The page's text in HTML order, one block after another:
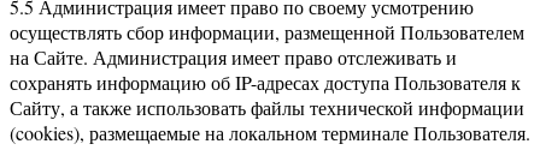
5.5 Администрация имеет право по своему усмотрению
осуществлять сбор информации, размещенной Пользователем
на Сайте. Администрация имеет право отслеживать и
сохранять информацию об IP-адресах доступа Пользователя к
Сайту, а также использовать файлы технической информации
(cookies), размещаемые на локальном терминале Пользователя.